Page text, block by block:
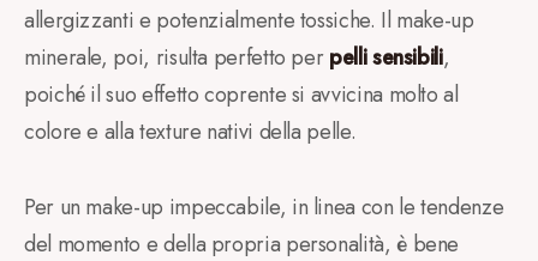
allergizzanti e potenzialmente tossiche. Il make-up
minerale, poi, risulta perfetto perpelli sensibili,
poiché il suo effetto coprente si avvicina molto al
colore e alla texture nativi della pelle.
Per un make-up impeccabile, in linea con le tendenze
del momento e della propria personalità, è bene